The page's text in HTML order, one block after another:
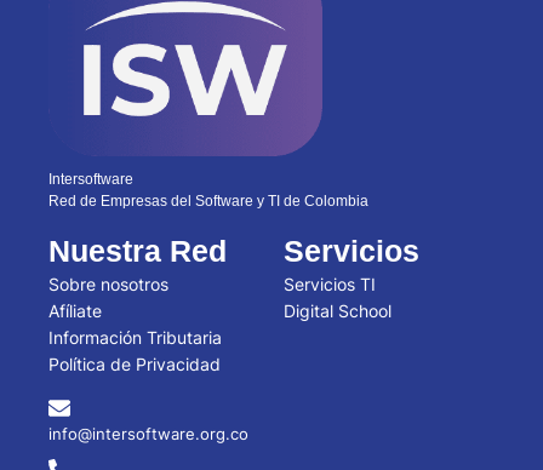
Intersoftware
Red de Empresas del Software y TI de Colombia
Nuestra Red
Sobre nosotros
Afíliate
Información Tributaria
Política de Privacidad
Servicios
Servicios TI
Digital School
info@intersoftware.org.co